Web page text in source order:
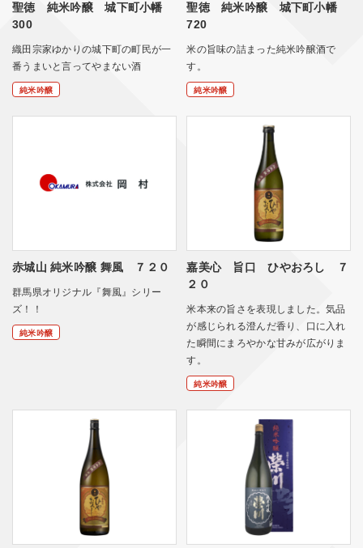
聖徳 純米吟醸 城下町小幡
300
織田宗家ゆかりの城下町の町民が一
番うまいと言ってやまない酒
純米吟醸
聖徳 純米吟醸 城下町小幡
720
米の旨味の詰まった純米吟醸酒で
す。
純米吟醸
赤城山 純米吟醸 舞風 ７２０
群馬県オリジナル『舞風』シリー
ズ！！
純米吟醸
嘉美心 旨口 ひやおろし ７
２０
米本来の旨さを表現しました。気品
が感じられる澄んだ香り、口に入れ
た瞬間にまろやかな甘みが広がりま
す。
純米吟醸